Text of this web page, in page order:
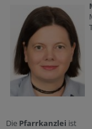
Die Pfarrkanzlei ist